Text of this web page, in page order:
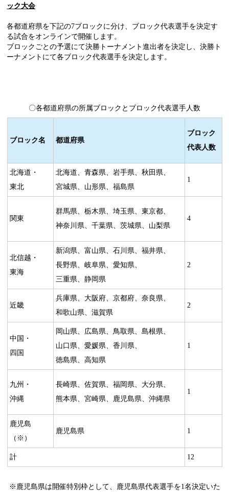
ック大会
各都道府県を下記の7ブロックに分け、ブロック代表選手を決定す
る試合をオンラインで開催します。
ブロックごとの予選にて決勝トーナメント進出者を決定し、決勝ト
ーナメントにて各ブロック代表選手を決定します。
〇各都道府県の所属ブロックとブロック代表選手人数
ブロック名 都道府県
ブロック
代表人数
北海道・
東北
北海道、青森県、岩手県、秋田県、
宮城県、山形県、福島県
1
関東
群馬県、栃木県、埼玉県、東京都、
神奈川県、千葉県、茨城県、山梨県
4
北信越・
東海
新潟県、富山県、石川県、福井県、
長野県、岐阜県、愛知県、
三重県、静岡県
2
近畿
兵庫県、大阪府、京都府、奈良県、
和歌山県、滋賀県
2
中国・
四国
岡山県、広島県、鳥取県、島根県、
山口県、愛媛県、香川県、
徳島県、高知県
1
九州・
沖縄
長崎県、佐賀県、福岡県、大分県、
熊本県、宮崎県、鹿児島県、沖縄県
1
鹿児島
（※）
鹿児島県 1
計 12
※鹿児島県は開催特別枠として、鹿児島県代表選手を1名決定いた